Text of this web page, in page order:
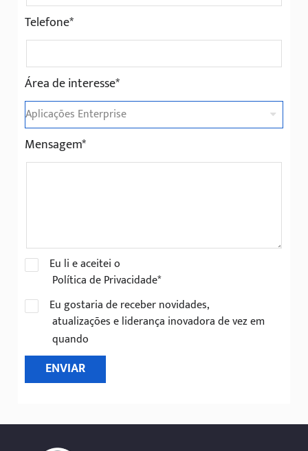
Telefone*
Área de interesse*
Mensagem*
Eu li e aceitei o
Política de Privacidade*
Eu gostaria de receber novidades,
atualizações e liderança inovadora de vez em
quando
ENVIAR